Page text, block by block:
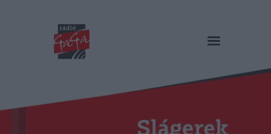
RÁDIÓ GAGA
Műsorok